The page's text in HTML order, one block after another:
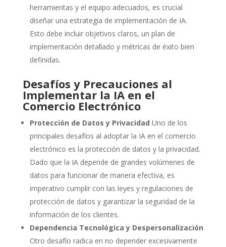
herramientas y el equipo adecuados, es crucial
diseñar una estrategia de implementación de IA.
Esto debe incluir objetivos claros, un plan de
implementación detallado y métricas de éxito bien
definidas.
Desafíos y Precauciones al
Implementar la IA en el
Comercio Electrónico
Protección de Datos y Privacidad Uno de los
principales desafíos al adoptar la IA en el comercio
electrónico es la protección de datos y la privacidad.
Dado que la IA depende de grandes volúmenes de
datos para funcionar de manera efectiva, es
imperativo cumplir con las leyes y regulaciones de
protección de datos y garantizar la seguridad de la
información de los clientes.
Dependencia Tecnológica y Despersonalización
Otro desafío radica en no depender excesivamente